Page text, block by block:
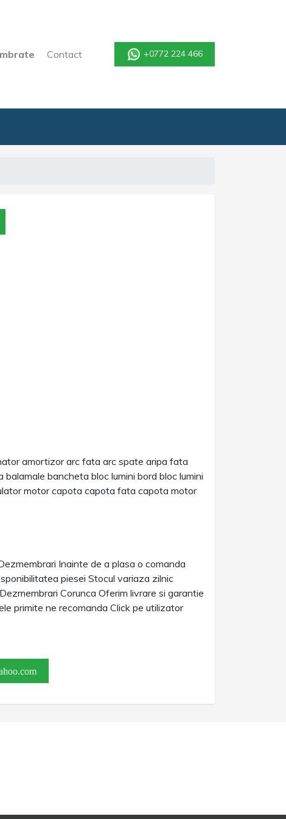
Contact +0772 224 466
amortizor arc fata arc spate aripa fata
bancheta bloc lumini bord bloc lumini
motor capota capota fata capota motor
Inainte de a plasa o comanda
piesei Stocul variaza zilnic
Corunca Oferim livrare si garantie
primite ne recomanda Click pe utilizator